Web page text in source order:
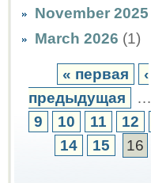
November 2025
March 2026 (1)
« первая
‹
предыдущая
…
9
10 11 12
14
15 16